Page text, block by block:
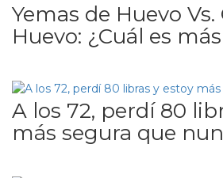
Yemas de Huevo Vs.
Huevo: ¿Cuál es
A los 72, perdí 80
más segura que